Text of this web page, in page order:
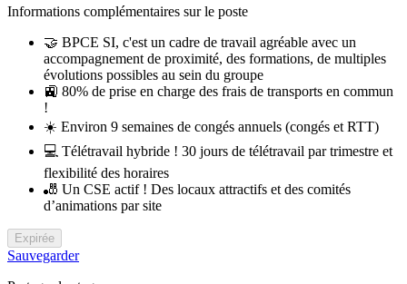
Informations complémentaires sur le poste
🤝 BPCE SI, c'est un cadre de travail agréable avec un
accompagnement de proximité, des formations, de multiples
évolutions possibles au sein du groupe
🚉 80% de prise en charge des frais de transports en commun
!
☀️ Environ 9 semaines de congés annuels (congés et RTT)
💻 Télétravail hybride ! 30 jours de télétravail par trimestre et
flexibilité des horaires
🎳 Un CSE actif ! Des locaux attractifs et des comités
d’animations par site
Expirée
Sauvegarder